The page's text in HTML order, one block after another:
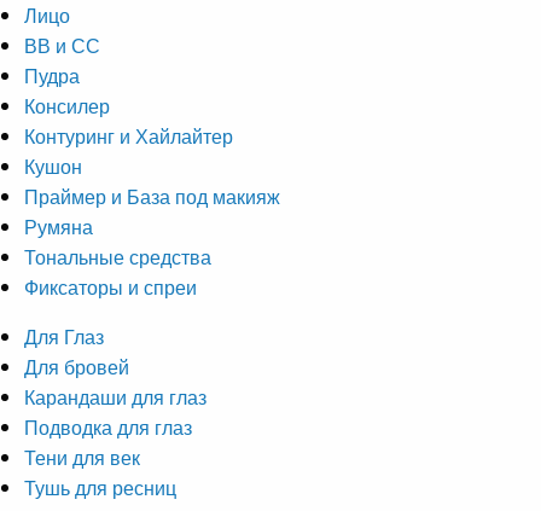
Лицо
ВВ и СС
Пудра
Консилер
Контуринг и Хайлайтер
Кушон
Праймер и База под макияж
Румяна
Тональные средства
Фиксаторы и спреи
Для Глаз
Для бровей
Карандаши для глаз
Подводка для глаз
Тени для век
Тушь для ресниц